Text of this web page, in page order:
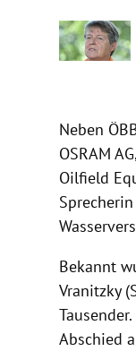
Neben
OSRAM
Oilfield
Bekannt
Vranitzky
Abschied